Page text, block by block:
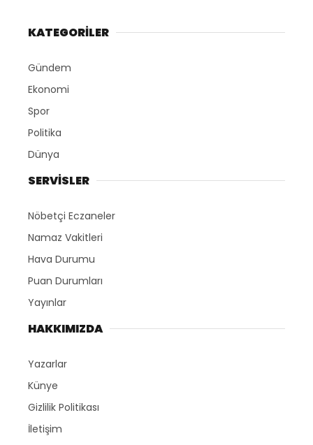
KATEGORİLER
Gündem
Ekonomi
Spor
Politika
Dünya
SERVİSLER
Nöbetçi Eczaneler
Namaz Vakitleri
Hava Durumu
Puan Durumları
Yayınlar
HAKKIMIZDA
Yazarlar
Künye
Gizlilik Politikası
İletişim